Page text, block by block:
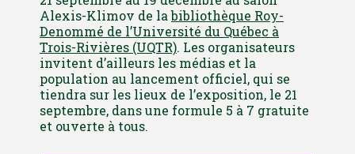
Alexis-Klimov de labibliothèque Roy-
Denommé de l’Université du Québec à
Trois-Rivières (UQTR). Les organisateurs
invitent d’ailleurs les médias et la
population au lancement officiel, qui se
tiendra sur les lieux de l’exposition, le 21
septembre, dans une formule 5 à 7 gratuite
et ouverte à tous.